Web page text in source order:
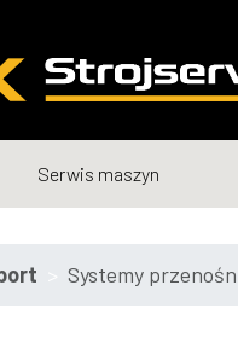
Serwis maszyn
Systemy